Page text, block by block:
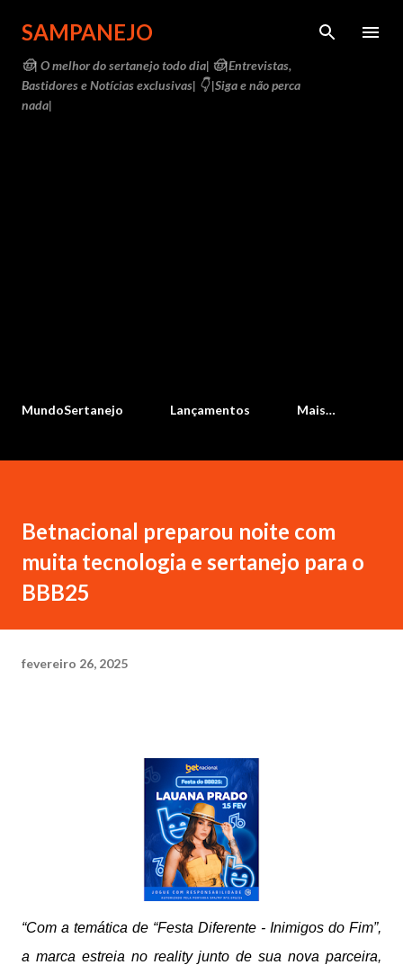
Pular para o conteúdo principal
SAMPANEJO
🤠| O melhor do sertanejo todo dia| 🤠|Entrevistas,
Bastidores e Notícias exclusivas| 👇 |Siga e não perca
nada|
MundoSertanejo Lançamentos Mais…
Betnacional preparou noite com
muita tecnologia e sertanejo para o
BBB25
fevereiro 26, 2025
“Com a temática de “Festa Diferente - Inimigos do Fim”,
a marca estreia no reality junto de sua nova parceira,